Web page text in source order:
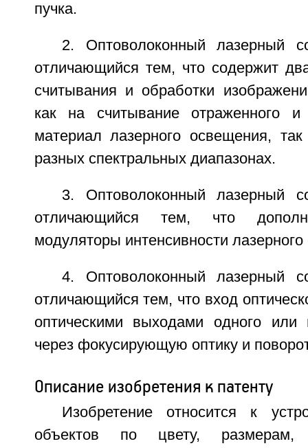
пучка.
2. Оптоволоконный лазерный
отличающийся тем, что содержит
считывания и обработки
как на считывание отраженного
материал лазерного освещения,
разных спектральных диапазонах.
3. Оптоволоконный лазерный
отличающийся тем, что
модуляторы интенсивности
4. Оптоволоконный лазерный
отличающийся тем, что вход
оптическими выходами одного или
через фокусирующую оптику и
Описание изобретения к патенту
Изобретение относится к
объектов по цвету,